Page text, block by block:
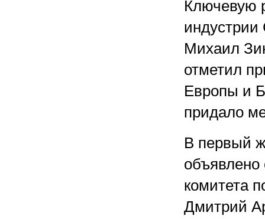
Ключевую
Михаил
отметил
Европы и
придало
В первый
объявлено
комитета
Дмитрий